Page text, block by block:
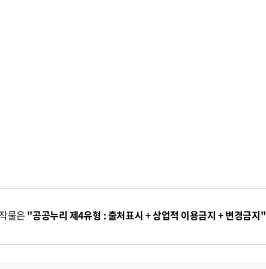
물은 "공공누리 제4유형 : 출처표시 + 상업적 이용금지 + 변경금지"